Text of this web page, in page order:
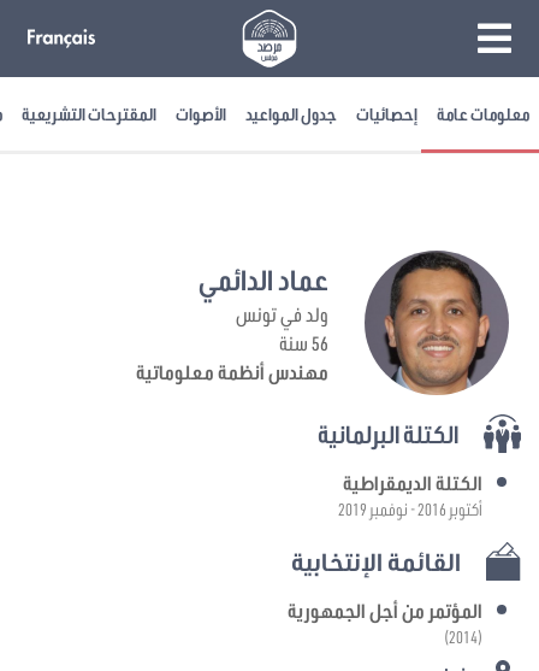
معلومات عامة إحصائيات جدول المواعيد الأصوات المقترحات التشريعية
عماد الدائمي
ولد في تونس
56 سنة
مهندس أنظمة معلوماتية
الكتلة البرلمانية
الكتلة الديمقراطية
أكتوبر 2016 - نوفمبر 2019
القائمة الإنتخابية
المؤتمر من أجل الجمهورية
(2014)